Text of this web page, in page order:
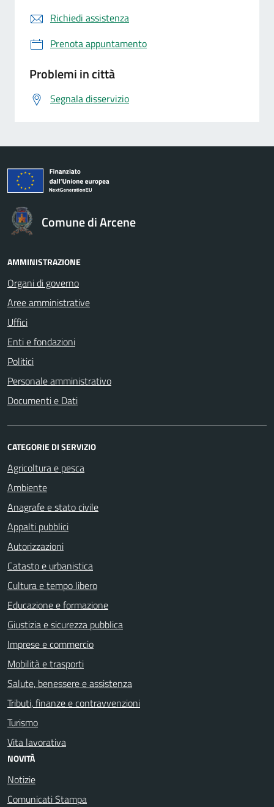
Richiedi assistenza
Prenota appuntamento
Problemi in città
Segnala disservizio
Comune di Arcene
AMMINISTRAZIONE
Organi di governo
Aree amministrative
Uffici
Enti e fondazioni
Politici
Personale amministrativo
Documenti e Dati
CATEGORIE DI SERVIZIO
Agricoltura e pesca
Ambiente
Anagrafe e stato civile
Appalti pubblici
Autorizzazioni
Catasto e urbanistica
Cultura e tempo libero
Educazione e formazione
Giustizia e sicurezza pubblica
Imprese e commercio
Mobilità e trasporti
Salute, benessere e assistenza
Tributi, finanze e contravvenzioni
Turismo
Vita lavorativa
NOVITÀ
Notizie
Comunicati Stampa